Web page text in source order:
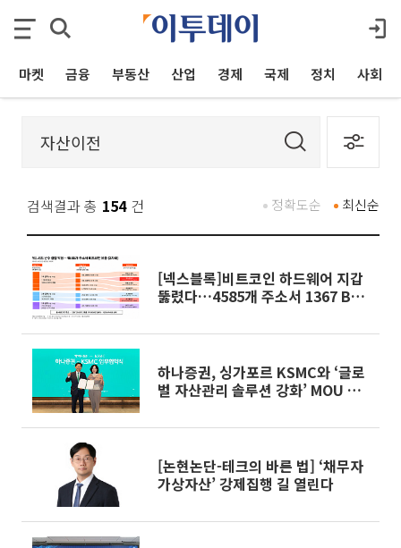
마켓 금융 부동산 산업 경제 국제 정치 사회
검색결과 총 154 건 최신순
정확도순
[넥스블록]비트코인 하드웨어 지갑
뚫렸다…4585개 주소서 1367 BTC
하나증권, 싱가포르 KSMC와 ‘글로
벌 자산관리 솔루션 강화’ MOU 체
[논현논단-테크의 바른 법] ‘채무자
가상자산’ 강제집행 길 열린다